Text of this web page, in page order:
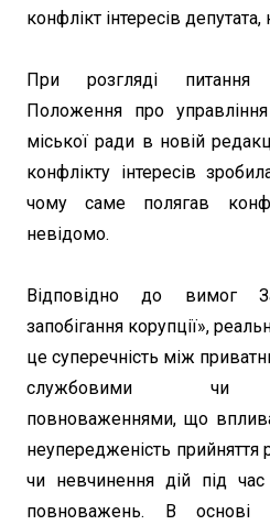
конфлікт інтересів
При розгляді питання
Положення про
міської ради в новій
конфлікту інтересів
чому саме полягав
невідомо.
Відповідно до вимог
запобігання корупції»,
це суперечність між
службовими чи
повноваженнями, що
неупередженість прийняття
чи невчинення дій під
повноважень. В основі